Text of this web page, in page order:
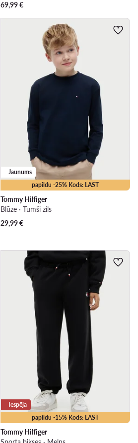
69,99€
papildu -25% Kods: LAST
Jaunums
Tommy Hilfiger
Blūze · Tumši zils
29,99€
papildu -15% Kods: LAST
Iespēja
Tommy Hilfiger